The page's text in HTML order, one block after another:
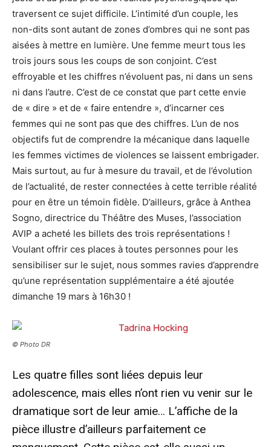
traversent ce sujet difficile. L’intimité d’un couple, les
non-dits sont autant de zones d’ombres qui ne sont pas
aisées à mettre en lumière. Une femme meurt tous les
trois jours sous les coups de son conjoint. C’est
effroyable et les chiffres n’évoluent pas, ni dans un sens
ni dans l’autre. C’est de ce constat que part cette envie
de « dire » et de « faire entendre », d’incarner ces
femmes qui ne sont pas que des chiffres. L’un de nos
objectifs fut de comprendre la mécanique dans laquelle
les femmes victimes de violences se laissent embrigader.
Mais surtout, au fur à mesure du travail, et de l’évolution
de l’actualité, de rester connectées à cette terrible réalité
pour en être un témoin fidèle. D’ailleurs, grâce à Anthea
Sogno, directrice du Théâtre des Muses, l’association
AVIP a acheté les billets des trois représentations !
Voulant offrir ces places à toutes personnes pour les
sensibiliser sur le sujet, nous sommes ravies d’apprendre
qu’une représentation supplémentaire a été ajoutée
dimanche 19 mars à 16h30 !
© Photo DR
Les quatre filles sont liées depuis leur
adolescence, mais elles n’ont rien vu venir sur le
dramatique sort de leur amie… L’affiche de la
pièce illustre d’ailleurs parfaitement ce